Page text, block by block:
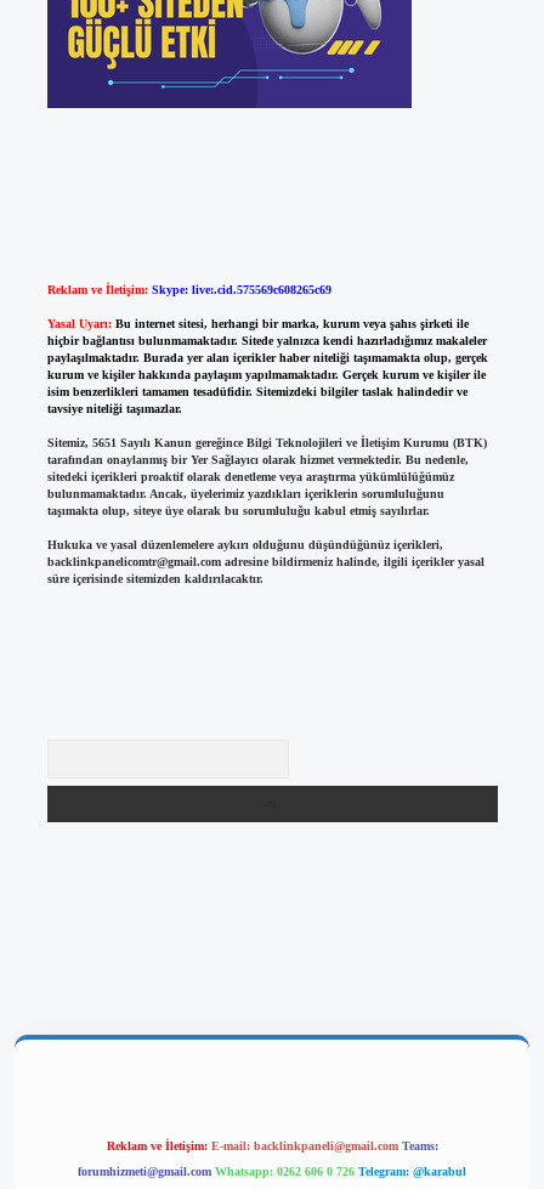
Reklam ve İletişim: Skype: live:.cid.575569c608265c69
Yasal Uyarı: Bu internet sitesi, herhangi bir marka, kurum veya şahıs şirketi ile
hiçbir bağlantısı bulunmamaktadır. Sitede yalnızca kendi hazırladığımız makaleler
paylaşılmaktadır. Burada yer alan içerikler haber niteliği taşımamakta olup, gerçek
kurum ve kişiler hakkında paylaşım yapılmamaktadır. Gerçek kurum ve kişiler ile
isim benzerlikleri tamamen tesadüfidir. Sitemizdeki bilgiler taslak halindedir ve
tavsiye niteliği taşımazlar.
Sitemiz, 5651 Sayılı Kanun gereğince Bilgi Teknolojileri ve İletişim Kurumu (BTK)
tarafından onaylanmış bir Yer Sağlayıcı olarak hizmet vermektedir. Bu nedenle,
sitedeki içerikleri proaktif olarak denetleme veya araştırma yükümlülüğümüz
bulunmamaktadır. Ancak, üyelerimiz yazdıkları içeriklerin sorumluluğunu
taşımakta olup, siteye üye olarak bu sorumluluğu kabul etmiş sayılırlar.
Hukuka ve yasal düzenlemelere aykırı olduğunu düşündüğünüz içerikleri,
backlinkpanelicomtr@gmail.comadresine bildirmeniz halinde, ilgili içerikler yasal
süre içerisinde sitemizden kaldırılacaktır.
Reklam ve İletişim: E-mail: backlinkpaneli@gmail.com Teams:
forumhizmeti@gmail.com Whatsapp: 0262 606 0 726 Telegram: @karabul